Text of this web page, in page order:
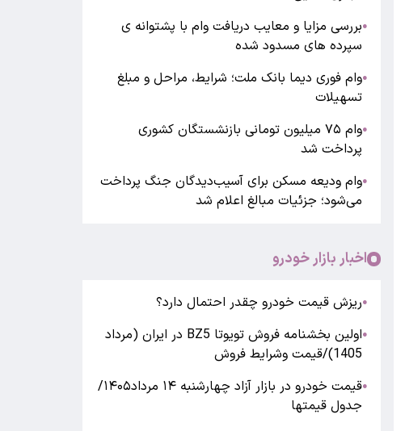
●بررسی مزایا و معایب دریافت وام با پشتوانه ی
سپرده های مسدود شده
●وام فوری دیما بانک ملت؛ شرایط، مراحل و مبلغ
تسهیلات
●
وام ۷۵ میلیون تومانی بازنشستگان کشوری
پرداخت شد
●وام ودیعه مسکن برای آسیب‌دیدگان جنگ پرداخت
می‌شود؛ جزئیات مبالغ اعلام شد
اخبار بازار خودرو
●ریزش قیمت خودرو چقدر احتمال دارد؟
●
اولین بخشنامه فروش تویوتا BZ5 در ایران (مرداد
1405)/قیمت وشرایط فروش
●
قیمت خودرو در بازار آزاد چهارشنبه ۱۴ مرداد۱۴۰۵/
جدول قیمتها